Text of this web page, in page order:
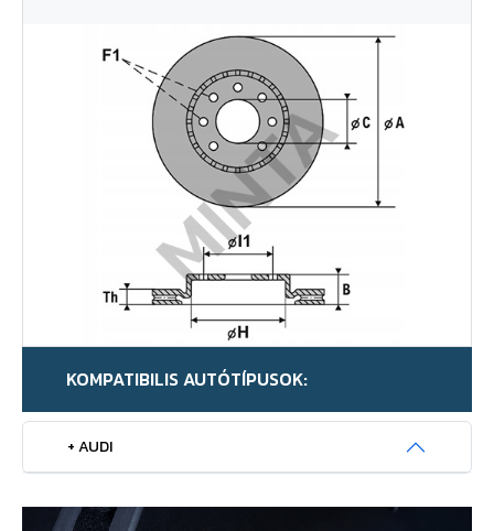
KOMPATIBILIS AUTÓTÍPUSOK:
+ AUDI